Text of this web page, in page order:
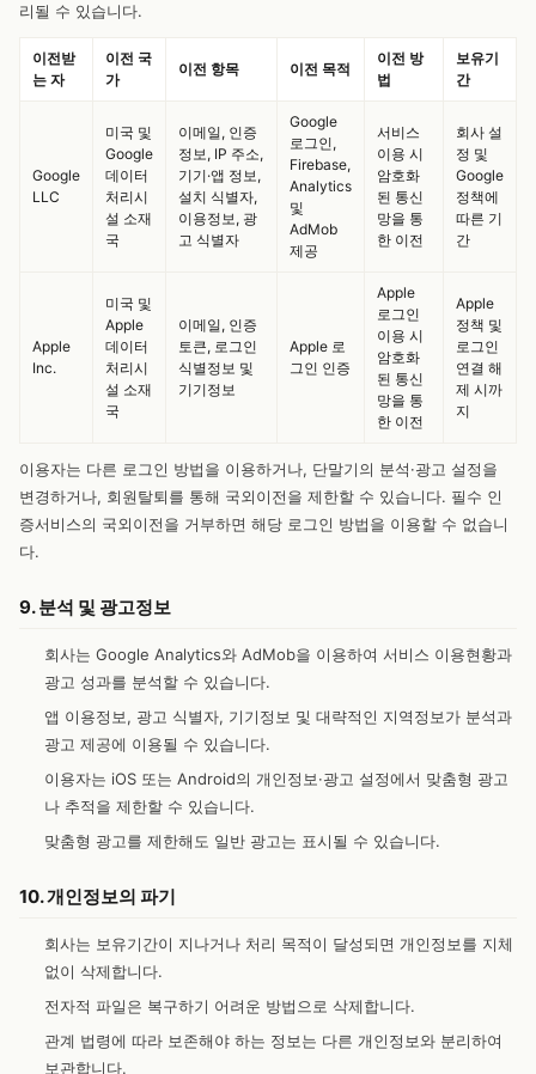
리될 수 있습니다.
이전받
는 자
이전 국
가
이전 항목 이전 목적
이전 방
법
보유기
간
Google
LLC
미국 및
Google
데이터
처리시
설 소재
국
이메일, 인증
정보, IP 주소,
기기·앱 정보,
설치 식별자,
이용정보, 광
고 식별자
Google
로그인,
Firebase,
Analytics
및
AdMob
제공
서비스
이용 시
암호화
된 통신
망을 통
한 이전
회사 설
정 및
Google
정책에
따른 기
간
Apple
Inc.
미국 및
Apple
데이터
처리시
설 소재
국
이메일, 인증
토큰, 로그인
식별정보 및
기기정보
Apple 로
그인 인증
Apple
로그인
이용 시
암호화
된 통신
망을 통
한 이전
Apple
정책 및
로그인
연결 해
제 시까
지
이용자는 다른 로그인 방법을 이용하거나, 단말기의 분석·광고 설정을
변경하거나, 회원탈퇴를 통해 국외이전을 제한할 수 있습니다. 필수 인
증서비스의 국외이전을 거부하면 해당 로그인 방법을 이용할 수 없습니
다.
9. 분석 및 광고정보
회사는 Google Analytics와 AdMob을 이용하여 서비스 이용현황과
광고 성과를 분석할 수 있습니다.
앱 이용정보, 광고 식별자, 기기정보 및 대략적인 지역정보가 분석과
광고 제공에 이용될 수 있습니다.
이용자는 iOS 또는 Android의 개인정보·광고 설정에서 맞춤형 광고
나 추적을 제한할 수 있습니다.
맞춤형 광고를 제한해도 일반 광고는 표시될 수 있습니다.
10. 개인정보의 파기
회사는 보유기간이 지나거나 처리 목적이 달성되면 개인정보를 지체
없이 삭제합니다.
전자적 파일은 복구하기 어려운 방법으로 삭제합니다.
관계 법령에 따라 보존해야 하는 정보는 다른 개인정보와 분리하여
보관합니다.